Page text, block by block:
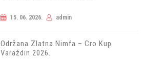
15. 06. 2026. admin
Održana Zlatna Nimfa – Cro Kup
Varaždin 2026.